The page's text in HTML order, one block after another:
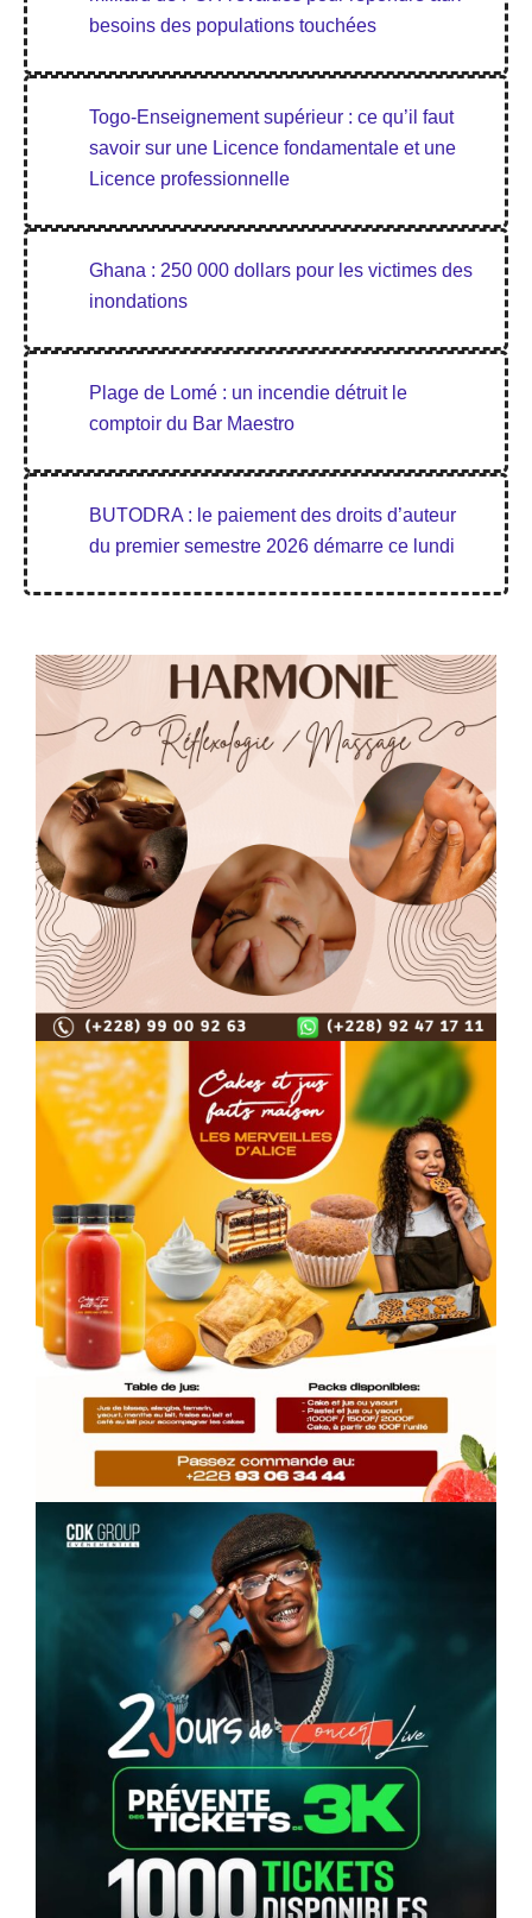
besoins des populations touchées
Togo-Enseignement supérieur : ce qu’il faut
savoir sur une Licence fondamentale et une
Licence professionnelle
Ghana : 250 000 dollars pour les victimes des
inondations
Plage de Lomé : un incendie détruit le
comptoir du Bar Maestro
BUTODRA : le paiement des droits d’auteur
du premier semestre 2026 démarre ce lundi